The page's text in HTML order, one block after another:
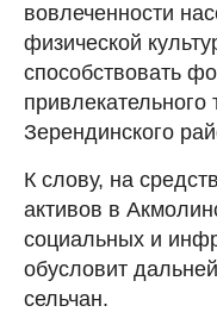
вовлеченности
физической
способствовать
привлекательного
Зерендинского
К слову, на
активов в
социальных и
обусловит
сельчан.